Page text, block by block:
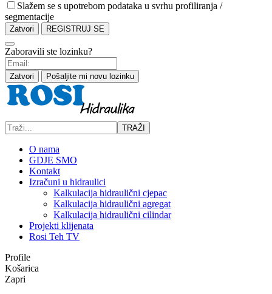
Slažem se s upotrebom podataka u svrhu profiliranja /
segmentacije
Zatvori REGISTRUJ SE
Zaboravili ste lozinku?
Zatvori Pošaljite mi novu lozinku
TRAŽI
O nama
GDJE SMO
Kontakt
Izračuni u hidraulici
Kalkulacija hidraulični cjepac
Kalkulacija hidraulični agregat
Kalkulacija hidraulični cilindar
Projekti klijenata
Rosi Teh TV
Profile
Košarica
Zapri